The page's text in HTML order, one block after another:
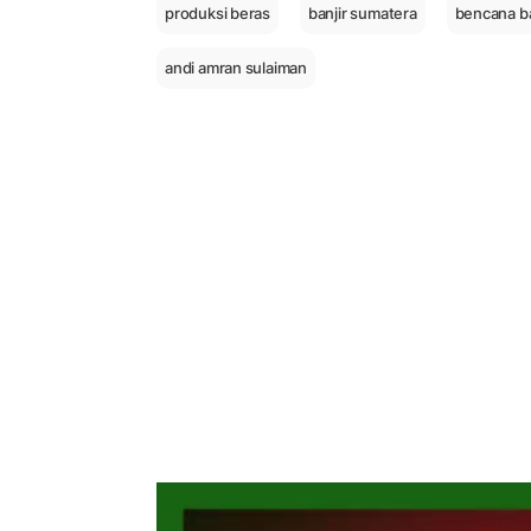
produksi beras banjir sumatera bencana
andi amran sulaiman